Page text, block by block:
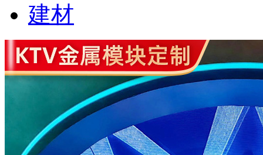
建材